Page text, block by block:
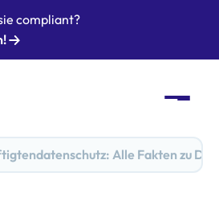
compliant?
Alle Fakten zu